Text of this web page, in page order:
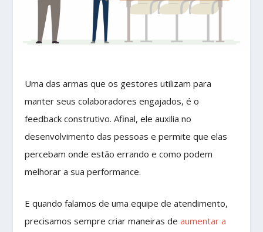
Uma das armas que os gestores utilizam para
manter seus colaboradores engajados, é o
feedback construtivo. Afinal, ele auxilia no
desenvolvimento das pessoas e permite que elas
percebam onde estão errando e como podem
melhorar a sua performance.
E quando falamos de uma equipe de atendimento,
precisamos sempre criar maneiras deaumentar a